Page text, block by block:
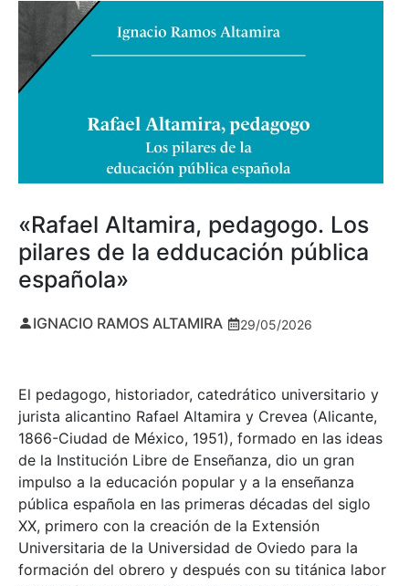
«Rafael Altamira, pedagogo. Los
pilares de la edducación pública
española»
IGNACIO RAMOS ALTAMIRA 29/05/2026
El pedagogo, historiador, catedrático universitario y
jurista alicantino Rafael Altamira y Crevea (Alicante,
1866-Ciudad de México, 1951), formado en las ideas
de la Institución Libre de Enseñanza, dio un gran
impulso a la educación popular y a la enseñanza
pública española en las primeras décadas del siglo
XX, primero con la creación de la Extensión
Universitaria de la Universidad de Oviedo para la
formación del obrero y después con su titánica labor